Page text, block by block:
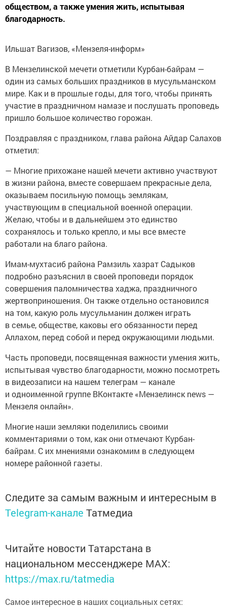
обществом, а также умения жить, испытывая
благодарность.
Ильшат Вагизов, «Мензеля-информ»
В Мензелинской мечети отметили Курбан-байрам —
один из самых больших праздников в мусульманском
мире. Как и в прошлые годы, для того, чтобы принять
участие в праздничном намазе и послушать проповедь
пришло большое количество горожан.
Поздравляя с праздником, глава района Айдар Салахов
отметил:
— Многие прихожане нашей мечети активно участвуют
в жизни района, вместе совершаем прекрасные дела,
оказываем посильную помощь землякам,
участвующим в специальной военной операции.
Желаю, чтобы и в дальнейшем это единство
сохранялось и только крепло, и мы все вместе
работали на благо района.
Имам-мухтасиб района Рамзиль хазрат Садыков
подробно разъяснил в своей проповеди порядок
совершения паломничества хаджа, праздничного
жертвоприношения. Он также отдельно остановился
на том, какую роль мусульманин должен играть
в семье, обществе, каковы его обязанности перед
Аллахом, перед собой и перед окружающими людьми.
Часть проповеди, посвященная важности умения жить,
испытывая чувство благодарности, можно посмотреть
в видеозаписи на нашем телеграм — канале
и одноименной группе ВКонтакте «Мензелинск news —
Мензеля онлайн».
Многие наши земляки поделились своими
комментариями о том, как они отмечают Курбан-
байрам. С их мнениями ознакомим в следующем
номере районной газеты.
Следите за самым важным и интересным в
Telegram-канале Татмедиа
Читайте новости Татарстана в
национальном мессенджере MАХ:
https://max.ru/tatmedia
Самое интересное в наших социальных сетях: